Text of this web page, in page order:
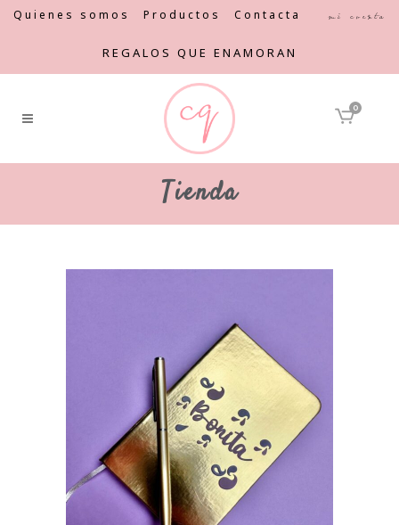
Quienes somos Productos Contacta Mi cuenta
REGALOS QUE ENAMORAN
0
Tienda